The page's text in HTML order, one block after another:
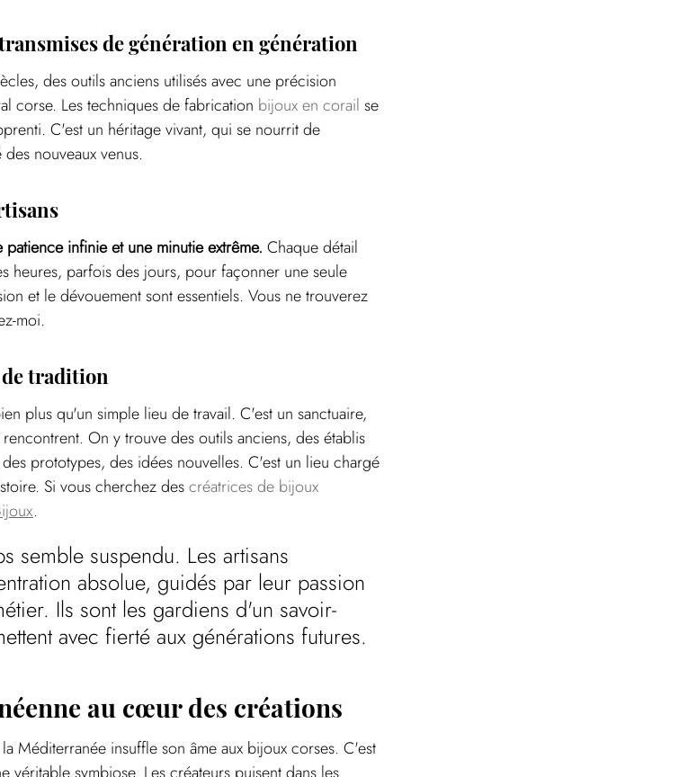
de génération en génération
des outils anciens utilisés avec une précision
corse. Les techniques de fabrication bijoux en corail se
C'est un héritage vivant, qui se nourrit de
nouveaux venus.
infinie et une minutie extrême. Chaque détail
heures, parfois des jours, pour façonner une seule
et le dévouement sont essentiels. Vous ne trouverez
moi.
tradition
plus qu'un simple lieu de travail. C'est un sanctuaire,
On y trouve des outils anciens, des établis
prototypes, des idées nouvelles. C'est un lieu chargé
Si vous cherchez des créatrices de bijoux
.
semble suspendu. Les artisans
absolue, guidés par leur passion
Ils sont les gardiens d'un savoir-
avec fierté aux générations futures.
au cœur des créations
Méditerranée insuffle son âme aux bijoux corses. C'est
symbiose. Les créateurs puisent dans les